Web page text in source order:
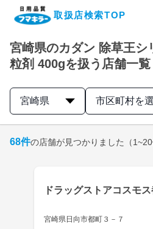
取扱店検索TOP
企業・IR情報サイト
製品情報サイト
取扱店検索はこちら
宮崎県のカダン 除草王シ
粒剤 400gを扱う店舗一覧
宮崎県 市区町村を
68件の店舗が見つかりました （
ドラッグストアコスモ
宮崎県日向市都町３－７